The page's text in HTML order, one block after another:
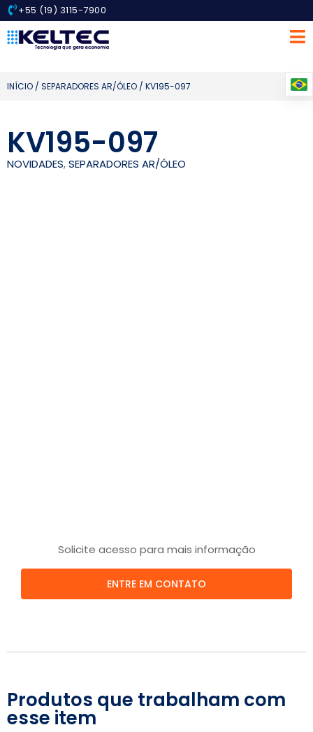
+55 (19) 3115-7900
INÍCIO / SEPARADORES AR/ÓLEO / KV195-097
KV195-097
NOVIDADES,SEPARADORES AR/ÓLEO
Solicite acesso para mais informação
ENTRE EM CONTATO
Produtos que trabalham com
esse item